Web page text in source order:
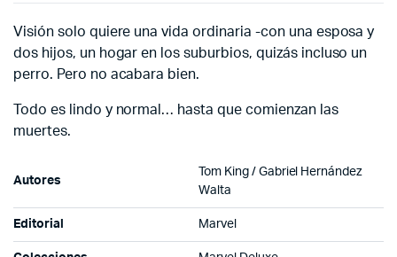
Visión solo quiere una vida ordinaria -con una esposa y
dos hijos, un hogar en los suburbios, quizás incluso un
perro. Pero no acabara bien.
Todo es lindo y normal… hasta que comienzan las
muertes.
Autores
Tom King / Gabriel Hernández
Walta
Editorial Marvel